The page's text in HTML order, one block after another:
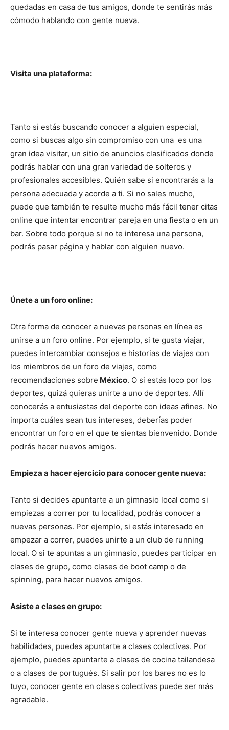
quedadas en casa de tus amigos, donde te sentirás más
cómodo hablando con gente nueva.
Visita una plataforma:
Tanto si estás buscando conocer a alguien especial,
como si buscas algo sin compromiso con una es una
gran idea visitar, un sitio de anuncios clasificados donde
podrás hablar con una gran variedad de solteros y
profesionales accesibles. Quién sabe si encontrarás a la
persona adecuada y acorde a ti. Si no sales mucho,
puede que también te resulte mucho más fácil tener citas
online que intentar encontrar pareja en una fiesta o en un
bar. Sobre todo porque si no te interesa una persona,
podrás pasar página y hablar con alguien nuevo.
Únete a un foro online:
Otra forma de conocer a nuevas personas en línea es
unirse a un foro online. Por ejemplo, si te gusta viajar,
puedes intercambiar consejos e historias de viajes con
los miembros de un foro de viajes, como
recomendaciones sobre México. O si estás loco por los
deportes, quizá quieras unirte a uno de deportes. Allí
conocerás a entusiastas del deporte con ideas afines. No
importa cuáles sean tus intereses, deberías poder
encontrar un foro en el que te sientas bienvenido. Donde
podrás hacer nuevos amigos.
Empieza a hacer ejercicio para conocer gente nueva:
Tanto si decides apuntarte a un gimnasio local como si
empiezas a correr por tu localidad, podrás conocer a
nuevas personas. Por ejemplo, si estás interesado en
empezar a correr, puedes unirte a un club de running
local. O si te apuntas a un gimnasio, puedes participar en
clases de grupo, como clases de boot camp o de
spinning, para hacer nuevos amigos.
Asiste a clases en grupo:
Si te interesa conocer gente nueva y aprender nuevas
habilidades, puedes apuntarte a clases colectivas. Por
ejemplo, puedes apuntarte a clases de cocina tailandesa
o a clases de portugués. Si salir por los bares no es lo
tuyo, conocer gente en clases colectivas puede ser más
agradable.